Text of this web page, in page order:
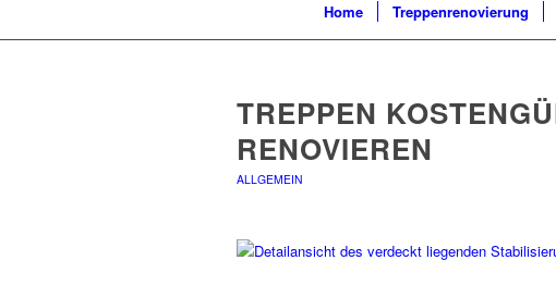
Home Treppenrenovierung
TREPPEN
RENOVIEREN
ALLGEMEIN